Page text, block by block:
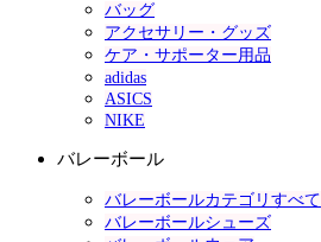
バッグ
アクセサリー・グッズ
ケア・サポーター用品
adidas
ASICS
NIKE
バレーボール
バレーボールカテゴリすべて
バレーボールシューズ